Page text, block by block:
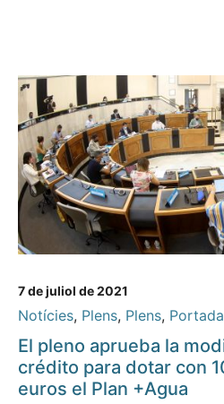
7 de juliol de 2021
Notícies, Plens, Plens, Portada
El pleno aprueba la
crédito para dotar con
euros el Plan +Agua